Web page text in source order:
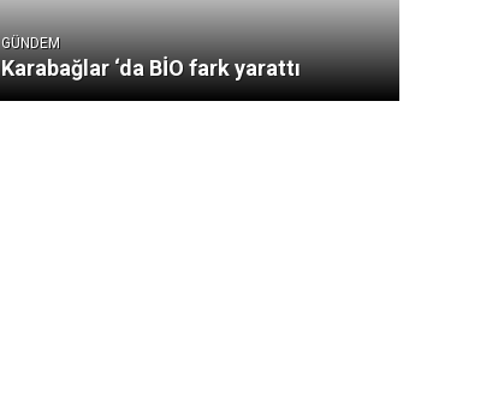
GÜNDEM
Karabağlar ‘da BİO fark yarattı